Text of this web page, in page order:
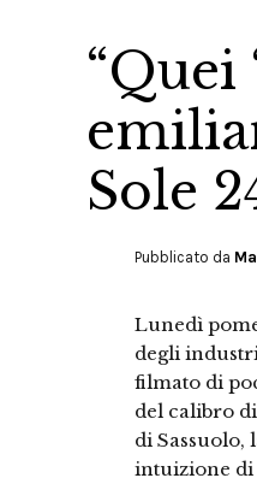
“Quei
Sole
Pubblicato da
Lunedì
degli
filmato di
del calibro
di
intuizione di